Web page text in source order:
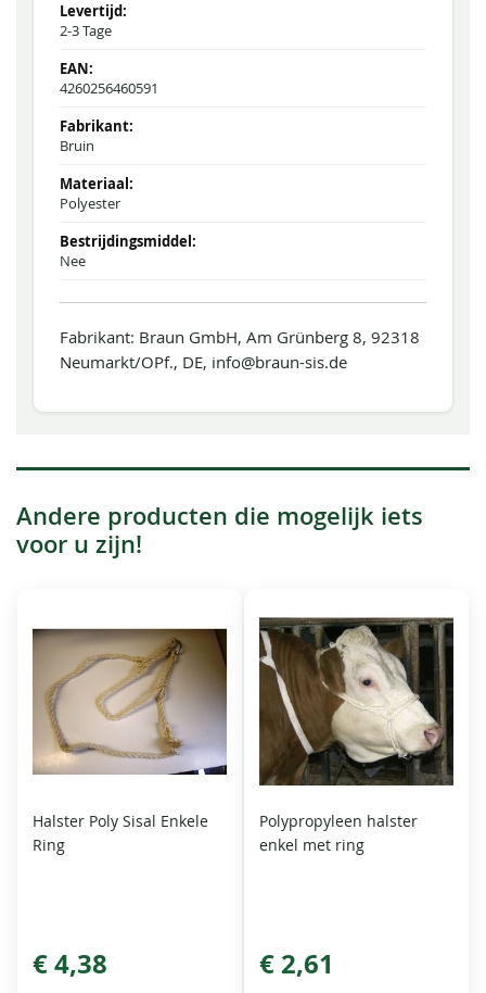
2-3 Tage
4260256460591
Bruin
Polyester
Nee
Fabrikant: Braun GmbH, Am Grünberg 8, 92318
Neumarkt/OPf., DE, info@braun-sis.de
Andere producten die mogelijk iets
voor u zijn!
Halster Poly Sisal Enkele
Ring
€ 4,38
Polypropyleen halster
enkel met ring
€ 2,61